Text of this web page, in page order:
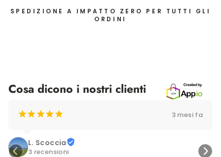
SPEDIZIONE A IMPATTO ZERO PER TUTTI GLI
ORDINI
Cosa dicono i nostri clienti
¡¡¡¡¡ 3 mesi fa
L. Scoccia
3 recensioni